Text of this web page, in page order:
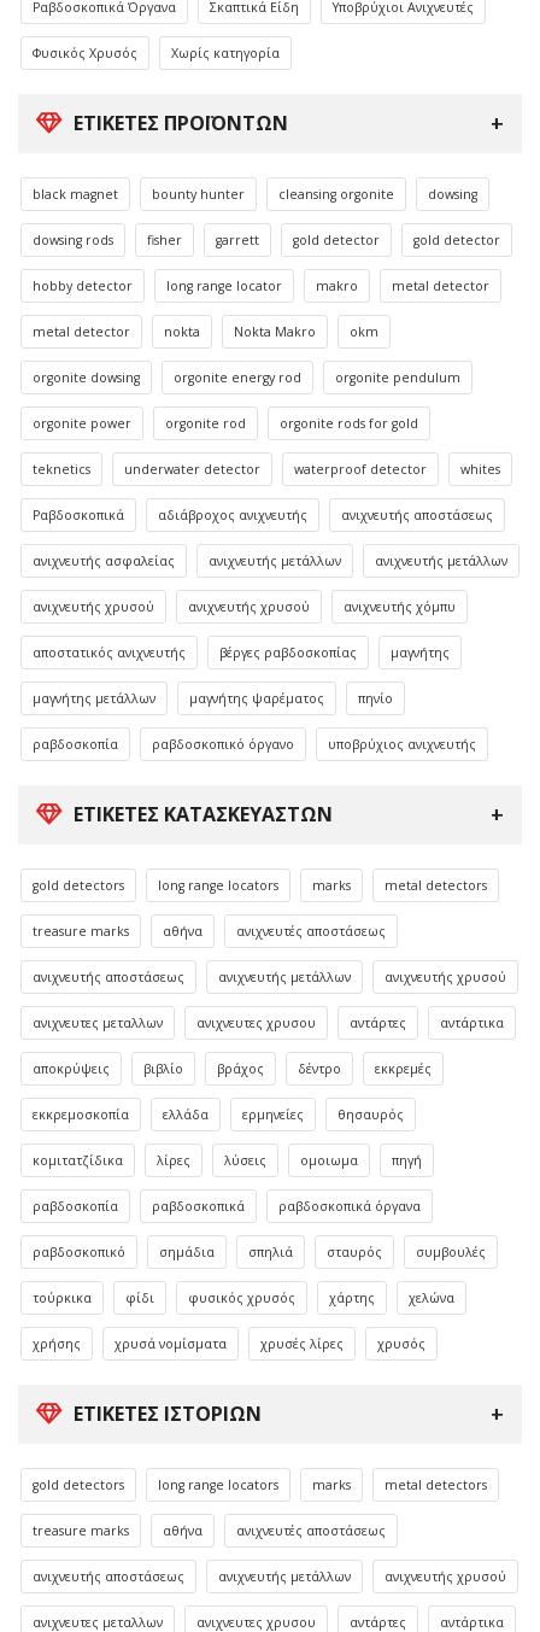
Ραβδοσκοπικά Όργανα Σκαπτικά Είδη Υποβρύχιοι Ανιχνευτές
Φυσικός Χρυσός Χωρίς κατηγορία
ΕΤΙΚΈΤΕΣ ΠΡΟΪΌΝΤΩΝ
black magnet bounty hunter cleansing orgonite dowsing
dowsing rods fisher garrett gold detector gold detector
hobby detector long range locator makro metal detector
metal detector nokta Nokta Makro okm
orgonite dowsing orgonite energy rod orgonite pendulum
orgonite power orgonite rod orgonite rods for gold
teknetics underwater detector waterproof detector whites
Ραβδοσκοπικά αδιάβροχος ανιχνευτής ανιχνευτής αποστάσεως
ανιχνευτής ασφαλείας ανιχνευτής μετάλλων ανιχνευτής μετάλλων
ανιχνευτής χρυσού ανιχνευτής χρυσού ανιχνευτής χόμπυ
αποστατικός ανιχνευτής βέργες ραβδοσκοπίας μαγνήτης
μαγνήτης μετάλλων μαγνήτης ψαρέματος πηνίο
ραβδοσκοπία ραβδοσκοπικό όργανο υποβρύχιος ανιχνευτής
ΕΤΙΚΈΤΕΣ ΚΑΤΑΣΚΕΥΑΣΤΏΝ
gold detectors long range locators marks metal detectors
treasure marks αθήνα ανιχνευτές αποστάσεως
ανιχνευτής αποστάσεως ανιχνευτής μετάλλων ανιχνευτής χρυσού
ανιχνευτες μεταλλων ανιχνευτες χρυσου αντάρτες αντάρτικα
αποκρύψεις βιβλίο βράχος δέντρο εκκρεμές
εκκρεμοσκοπία ελλάδα ερμηνείες θησαυρός
κομιτατζίδικα λίρες λύσεις ομοιωμα πηγή
ραβδοσκοπία ραβδοσκοπικά ραβδοσκοπικά όργανα
ραβδοσκοπικό σημάδια σπηλιά σταυρός συμβουλές
τούρκικα φίδι φυσικός χρυσός χάρτης χελώνα
χρήσης χρυσά νομίσματα χρυσές λίρες χρυσός
ΕΤΙΚΈΤΕΣ ΙΣΤΟΡΙΏΝ
gold detectors long range locators marks metal detectors
treasure marks αθήνα ανιχνευτές αποστάσεως
ανιχνευτής αποστάσεως ανιχνευτής μετάλλων ανιχνευτής χρυσού
ανιχνευτες μεταλλων ανιχνευτες χρυσου αντάρτες αντάρτικα